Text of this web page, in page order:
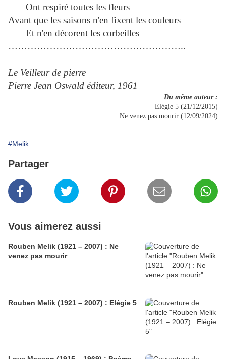
Ont respiré toutes les fleurs
Avant que les saisons n'en fixent les couleurs
Et n'en décorent les corbeilles
………………………………………………..
Le Veilleur de pierre
Pierre Jean Oswald éditeur, 1961
Du même auteur :
Elégie 5 (21/12/2015)
Ne venez pas mourir (12/09/2024)
#Melik
Partager
Vous aimerez aussi
Rouben Melik (1921 – 2007) : Ne
venez pas mourir
Rouben Melik (1921 – 2007) : Elégie 5